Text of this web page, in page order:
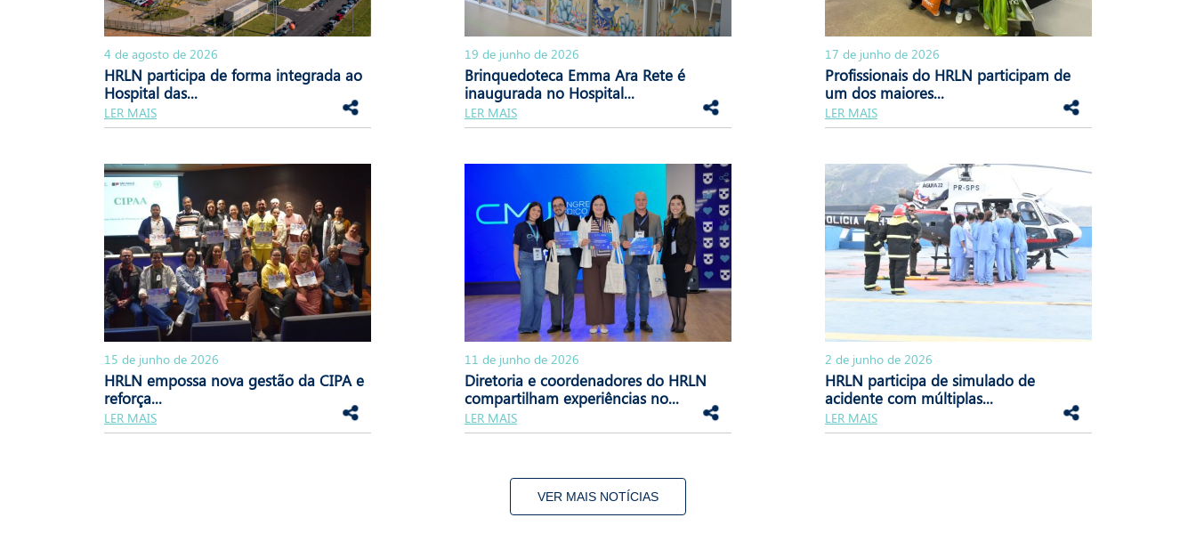
4 de agosto de 2026
HRLN participa de forma integrada ao
Hospital das...
LER MAIS
19 de junho de 2026
Brinquedoteca Emma Ara Rete é
inaugurada no Hospital...
LER MAIS
17 de junho de 2026
Profissionais do HRLN participam de
um dos maiores...
LER MAIS
15 de junho de 2026
HRLN empossa nova gestão da CIPA e
reforça...
LER MAIS
11 de junho de 2026
Diretoria e coordenadores do HRLN
compartilham experiências no...
LER MAIS
2 de junho de 2026
HRLN participa de simulado de
acidente com múltiplas...
LER MAIS
VER MAIS NOTÍCIAS